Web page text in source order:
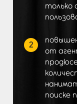
только
2
от
поиске